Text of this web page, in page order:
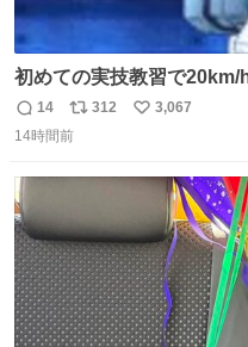
初めての実技教習で20km/
返
信
14
リ
ポ
数
312
い
3,067
14時間前